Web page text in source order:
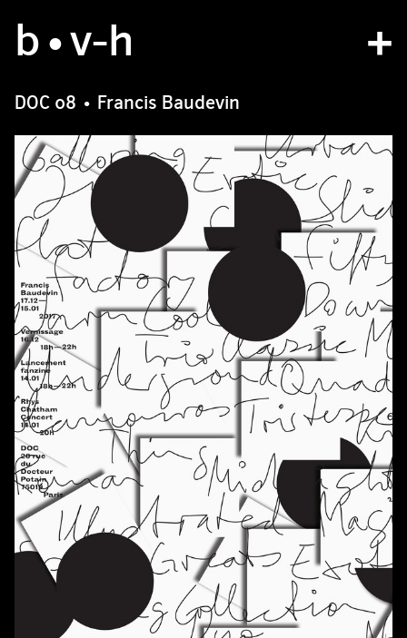
b•v-h
studio
projects
bvh type
contact
fr/en
DOC 08 • Francis Baudevin